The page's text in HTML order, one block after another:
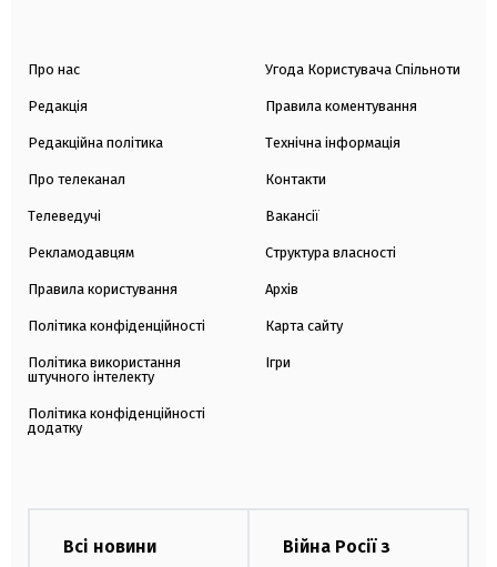
Про нас
Редакція
Редакційна політика
Про телеканал
Телеведучі
Рекламодавцям
Правила користування
Політика конфіденційності
Політика використання
штучного інтелекту
Політика конфіденційності
додатку
Угода Користувача Спільноти
Правила коментування
Технічна інформація
Контакти
Вакансії
Структура власності
Архів
Карта сайту
Ігри
Всі новини
Війна Росії з